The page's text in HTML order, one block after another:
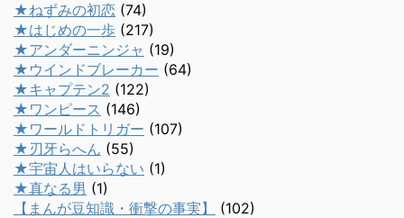
★ねずみの初恋 (74)
★はじめの一歩 (217)
★アンダーニンジャ (19)
★ウインドブレーカー (64)
★キャプテン2 (122)
★ワンピース (146)
★ワールドトリガー (107)
★刃牙らへん (55)
★宇宙人はいらない (1)
★真なる男 (1)
【まんが豆知識・衝撃の事実】
(102)